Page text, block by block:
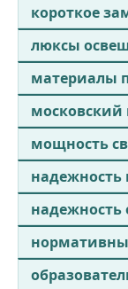
короткое
люксы
материалы
московский
мощность
надежность
надежность